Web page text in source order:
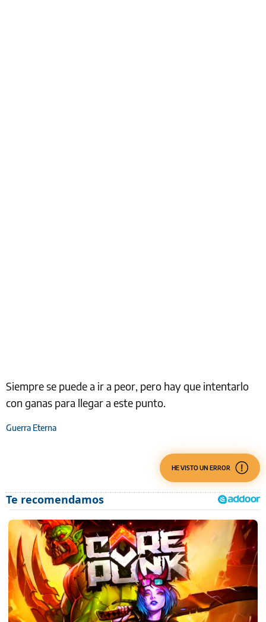
Siempre se puede a ir a peor, pero hay que intentarlo
con ganas para llegar a este punto.
Guerra Eterna
HE VISTO UN ERROR